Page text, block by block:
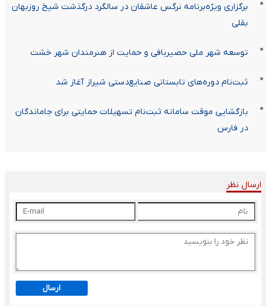
برگزاری ویژه‌برنامه نرگس عاشقان در سالگرد درگذشت شیخ روزبهان
بقلی
توسعه شهر ملی حصیربافی و حمایت از هنرمندان شهر خشت
ثبت‌نام دوره‌های تابستانی صنایع‌دستی شیراز آغاز شد
بازگشایی موقت سامانه ثبت‌نام تسهیلات حمایتی برای جاماندگان
در فارس
ارسال نظر
ارسال